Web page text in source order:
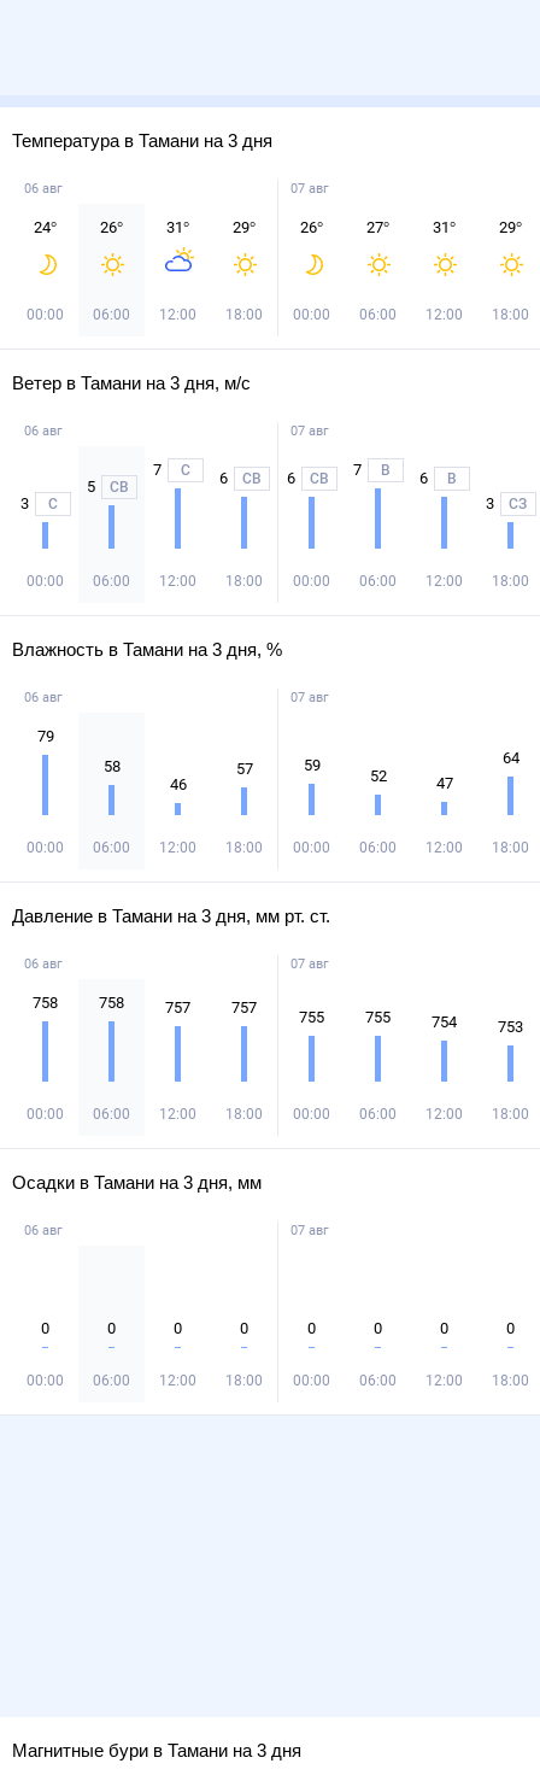
Температура в Тамани на 3 дня
06 авг
24°
00:00
26°
06:00
31°
12:00
29°
18:00
07 авг
26°
00:00
27°
06:00
31°
12:00
29°
18:00
Ветер в Тамани на 3 дня, м/с
06 авг
3 С
00:00
5 СВ
06:00
7 С
12:00
6 СВ
18:00
07 авг
6 СВ
00:00
7 В
06:00
6 В
12:00
3 СЗ
18:00
Влажность в Тамани на 3 дня, %
06 авг
79
00:00
58
06:00
46
12:00
57
18:00
07 авг
59
00:00
52
06:00
47
12:00
64
18:00
Давление в Тамани на 3 дня, мм рт. ст.
06 авг
758
00:00
758
06:00
757
12:00
757
18:00
07 авг
755
00:00
755
06:00
754
12:00
753
18:00
Осадки в Тамани на 3 дня, мм
06 авг
0
00:00
0
06:00
0
12:00
0
18:00
07 авг
0
00:00
0
06:00
0
12:00
0
18:00
Магнитные бури в Тамани на 3 дня